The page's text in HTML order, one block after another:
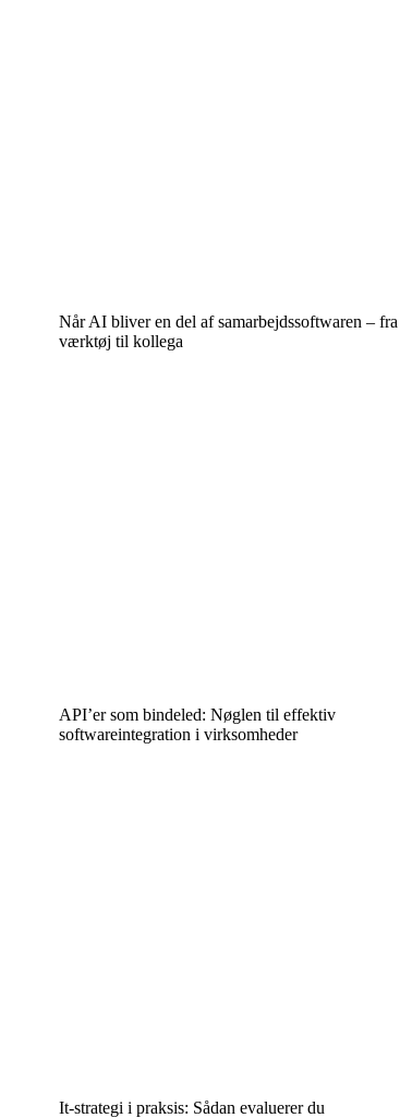
Når AI bliver en del af samarbejdssoftwaren – fra
værktøj til kollega
API’er som bindeled: Nøglen til effektiv
softwareintegration i virksomheder
It-strategi i praksis: Sådan evaluerer du